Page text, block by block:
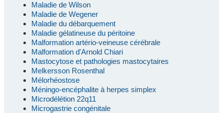
Maladie de Wilson
Maladie de Wegener
Maladie du débarquement
Maladie gélatineuse du péritoine
Malformation artério-veineuse cérébrale
Malformation d'Arnold Chiari
Mastocytose et pathologies mastocytaires
Melkersson Rosenthal
Mélorhéostose
Méningo-encéphalite à herpes simplex
Microdélétion 22q11
Microgastrie congénitale